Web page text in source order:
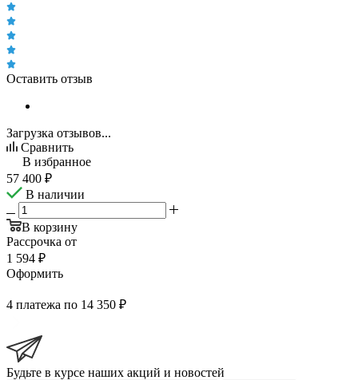
Оставить отзыв
Загрузка отзывов...
Сравнить
В избранное
57 400 ₽
В наличии
В корзину
Рассрочка от
1 594 ₽
Оформить
4 платежа по 14 350 ₽
Будьте в курсе наших акций и новостей